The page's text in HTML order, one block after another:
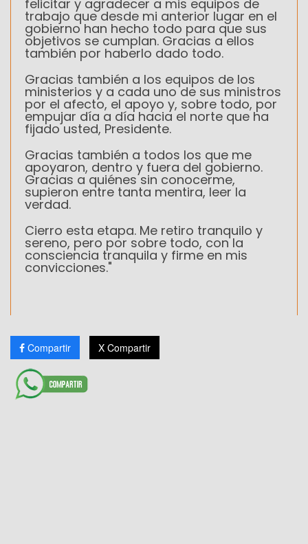
felicitar y agradecer a mis equipos de
trabajo que desde mi anterior lugar en el
gobierno han hecho todo para que sus
objetivos se cumplan. Gracias a ellos
también por haberlo dado todo.
Gracias también a los equipos de los
ministerios y a cada uno de sus ministros
por el afecto, el apoyo y, sobre todo, por
empujar día a día hacia el norte que ha
fijado usted, Presidente.
Gracias también a todos los que me
apoyaron, dentro y fuera del gobierno.
Gracias a quiénes sin conocerme,
supieron entre tanta mentira, leer la
verdad.
Cierro esta etapa. Me retiro tranquilo y
sereno, pero por sobre todo, con la
consciencia tranquila y firme en mis
convicciones."
Compartir X Compartir